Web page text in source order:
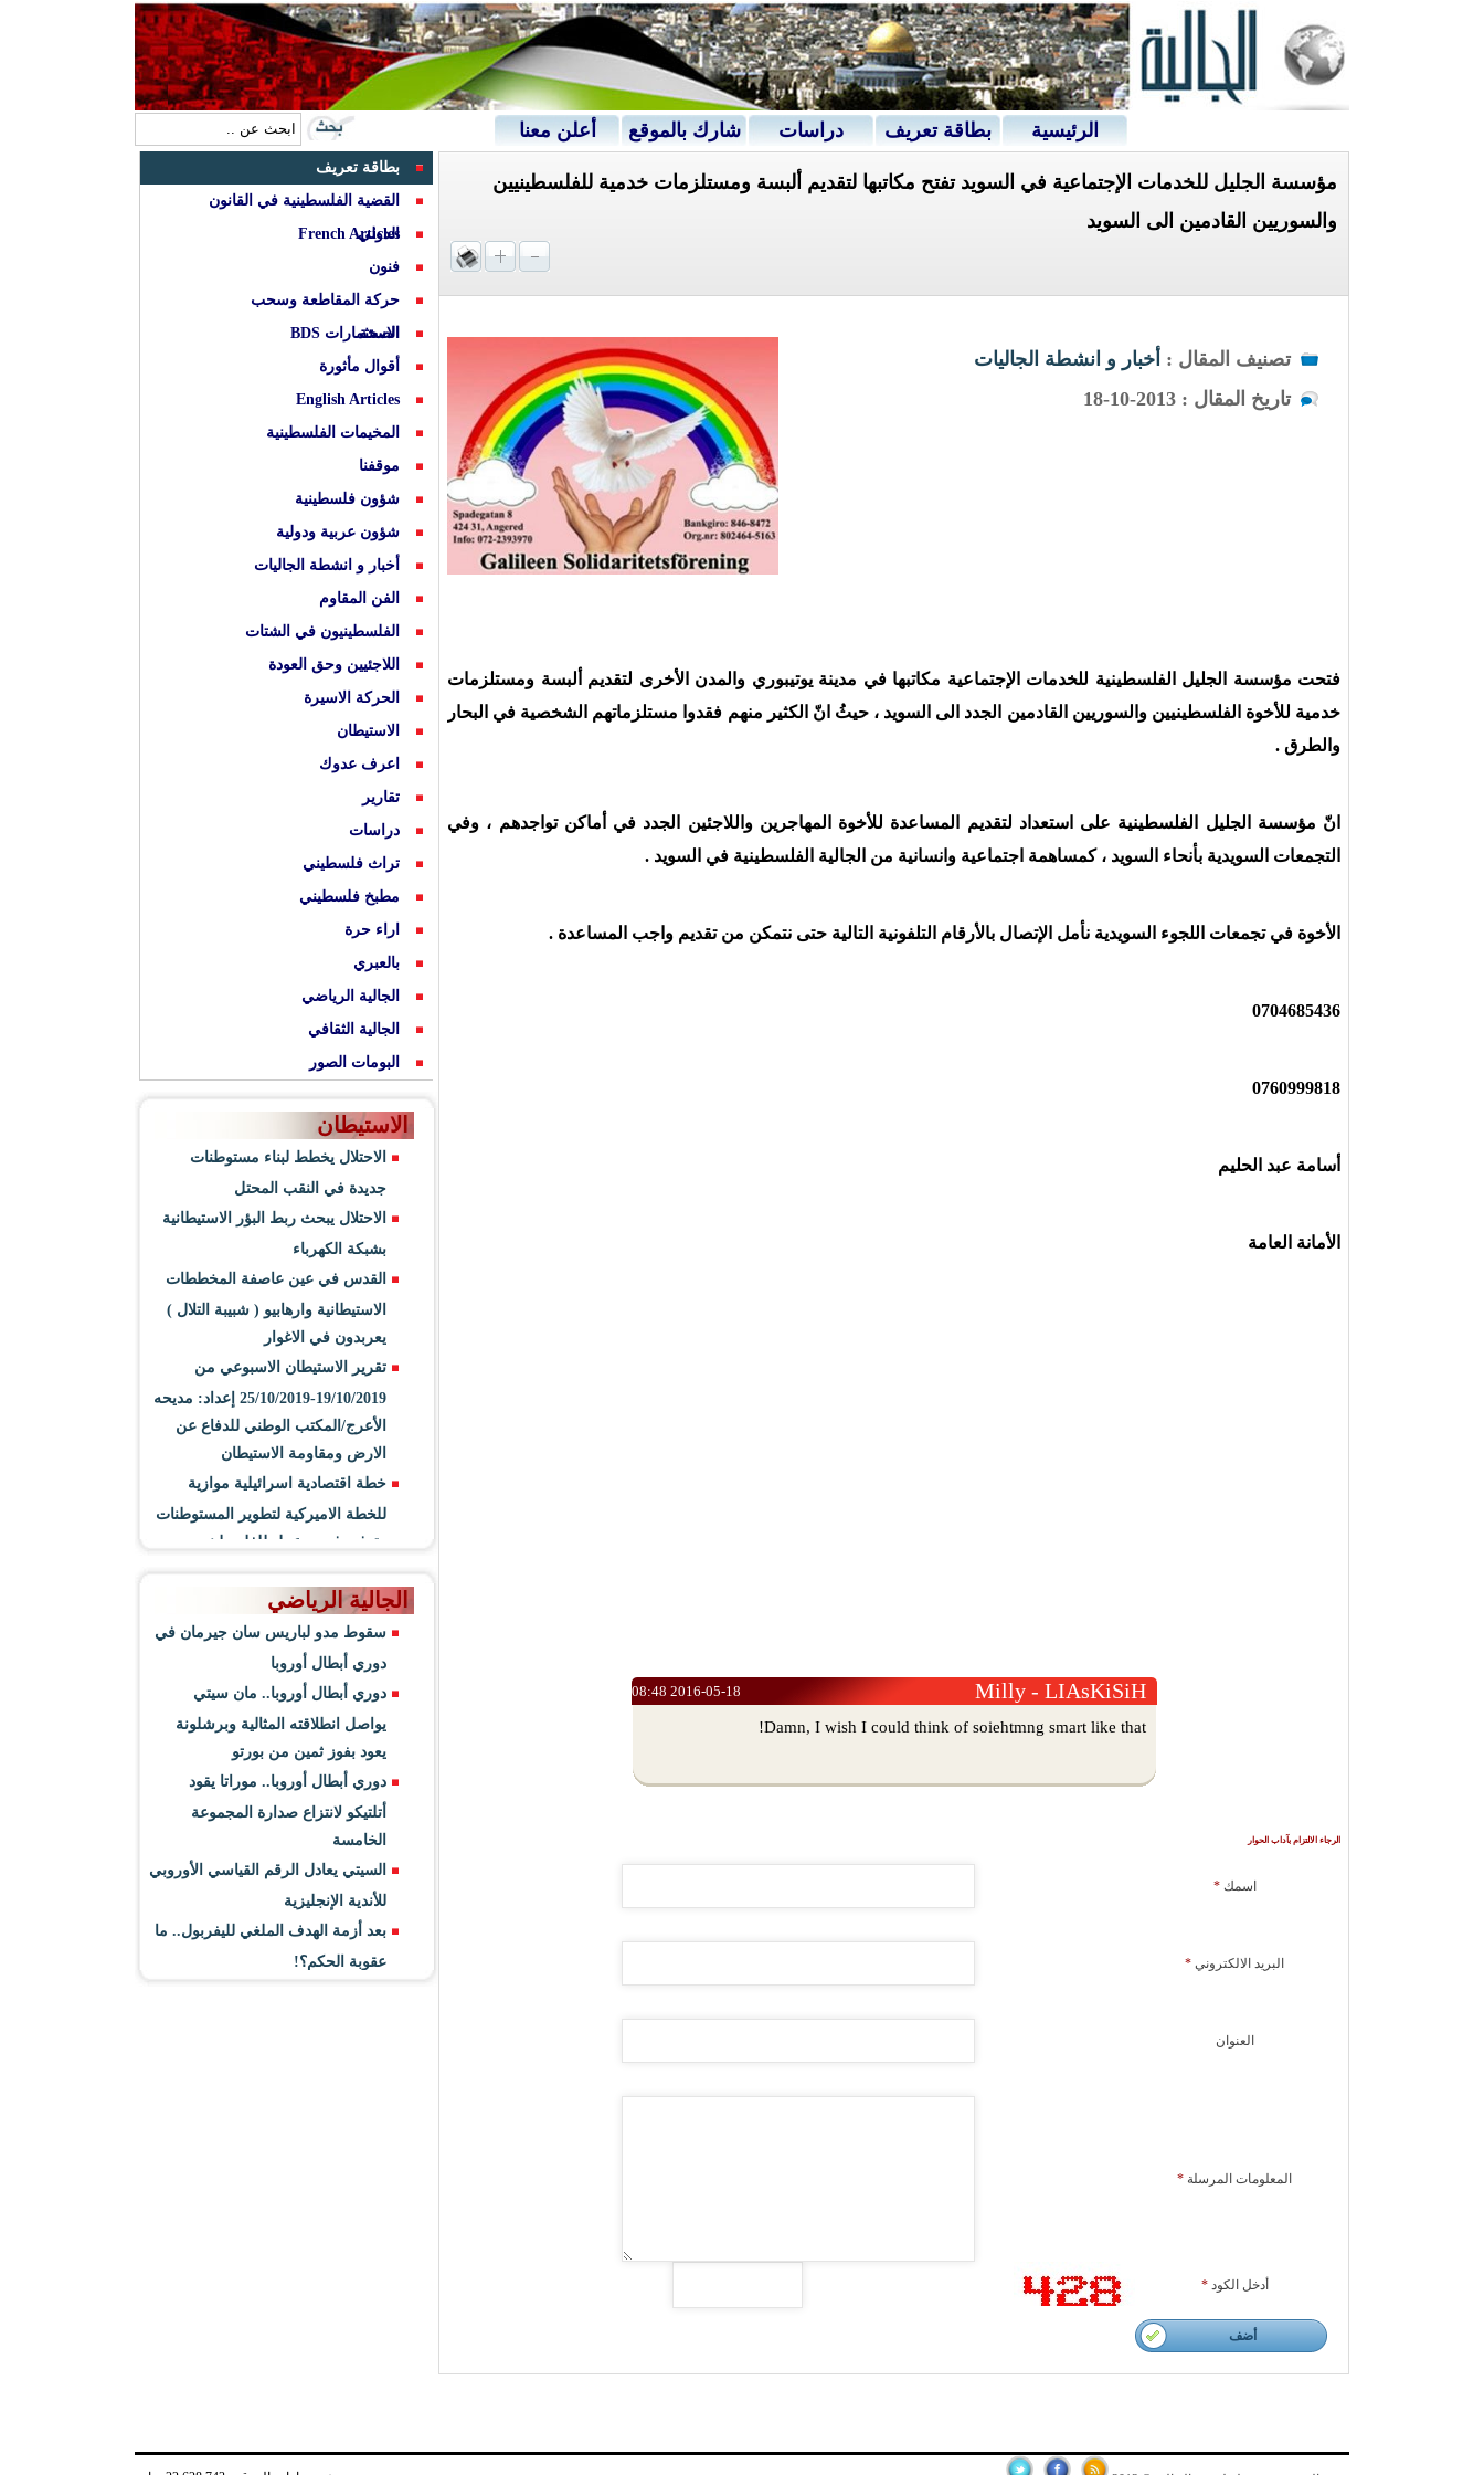
الرئيسية بطاقة تعريف دراسات شارك بالموقع أعلن معنا
مؤسسة الجليل للخدمات الإجتماعية في السويد تفتح مكاتبها لتقديم ألبسة ومستلزمات خدمية للفلسطينيين
والسوريين القادمين الى السويد
تصنيف المقال : أخبار و انشطة الجاليات
تاريخ المقال : 2013-10-18
فتحت مؤسسة الجليل الفلسطينية للخدمات الإجتماعية مكاتبها في مدينة يوتيبوري والمدن الأخرى لتقديم ألبسة ومستلزمات
خدمية للأخوة الفلسطينيين والسوريين القادمين الجدد الى السويد ، حيثُ انّ الكثير منهم فقدوا مستلزماتهم الشخصية في البحار
والطرق .
انّ مؤسسة الجليل الفلسطينية على استعداد لتقديم المساعدة للأخوة المهاجرين واللاجئين الجدد في أماكن تواجدهم ، وفي
التجمعات السويدية بأنحاء السويد ، كمساهمة اجتماعية وانسانية من الجالية الفلسطينية في السويد .
الأخوة في تجمعات اللجوء السويدية نأمل الإتصال بالأرقام التلفونية التالية حتى نتمكن من تقديم واجب المساعدة .
0704685436
0760999818
أسامة عبد الحليم
الأمانة العامة
Milly - LIAsKiSiH
2016-05-18 08:48
Damn, I wish I could think of soiehtmng smart like that!
الرجاء الالتزام بآداب الحوار
اسمك*
البريد الالكتروني *
العنوان
المعلومات المرسلة *
أدخل الكود*
أضف
بطاقة تعريف
القضية الفلسطينية في القانون
الدولي
French Articles
فنون
حركة المقاطعة وسحب
الاستثمارات BDS
الصحة
أقوال مأثورة
English Articles
المخيمات الفلسطينية
موقفنا
شؤون فلسطينية
شؤون عربية ودولية
أخبار و انشطة الجاليات
الفن المقاوم
الفلسطينيون في الشتات
اللاجئيين وحق العودة
الحركة الاسيرة
الاستيطان
اعرف عدوك
تقارير
دراسات
تراث فلسطيني
مطبخ فلسطيني
اراء حرة
بالعبري
الجالية الرياضي
الجالية الثقافي
البومات الصور
الاستيطان
الاحتلال يخطط لبناء مستوطنات
جديدة في النقب المحتل
الاحتلال يبحث ربط البؤر الاستيطانية
بشبكة الكهرباء
القدس في عين عاصفة المخططات
الاستيطانية وارهابيو ( شبيبة التلال )
يعربدون في الاغوار
تقرير الاستيطان الاسبوعي من
19/10/2019-25/10/2019 إعداد: مديحه
الأعرج/المكتب الوطني للدفاع عن
الارض ومقاومة الاستيطان
خطة اقتصادية اسرائيلية موازية
للخطة الاميركية لتطوير المستوطنات
وتوفير فرص عمل للفلسطينيين
الجالية الرياضي
سقوط مدو لباريس سان جيرمان في
دوري أبطال أوروبا
دوري أبطال أوروبا.. مان سيتي
يواصل انطلاقته المثالية وبرشلونة
يعود بفوز ثمين من بورتو
دوري أبطال أوروبا.. موراتا يقود
أتلتيكو لانتزاع صدارة المجموعة
الخامسة
السيتي يعادل الرقم القياسي الأوروبي
للأندية الإنجليزية
بعد أزمة الهدف الملغي لليفربول.. ما
عقوبة الحكم؟!